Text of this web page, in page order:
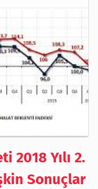
2018 Yılı 2.
Sonuçlar